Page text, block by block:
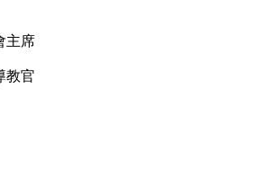
主席
教官